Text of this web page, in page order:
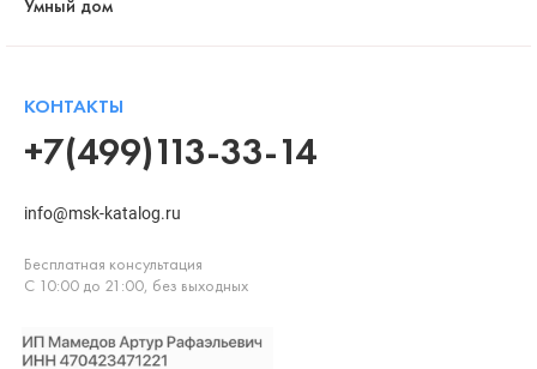
Умный дом
КОНТАКТЫ
+7(499)113-33-14
info@msk-katalog.ru
Бесплатная консультация
С 10:00 до 21:00, без выходных